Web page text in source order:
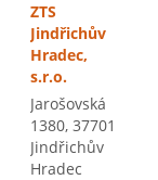
ZTS
Jindřichův
Hradec,
s.r.o.
Jarošovská
1380, 37701
Jindřichův
Hradec